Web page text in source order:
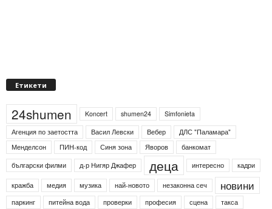
Етикети
24shumen Koncert shumen24
Simfonieta
Агенция по заетостта
Васил Левски Вебер
ДЛС "Паламара"
Менделсон
ПИН-код Синя зона Яворов
банкомат
български филми
д-р Нигяр Джафер деца интересно кадри
кражба медия музика най-новото незаконна сеч новини
паркинг питейна вода проверки професия сцена такса